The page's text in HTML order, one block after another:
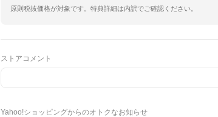
原則税抜価格が対象です。特典詳細は内訳でご確認ください。
ストアコメント
Yahoo!ショッピングからのオトクなお知らせ